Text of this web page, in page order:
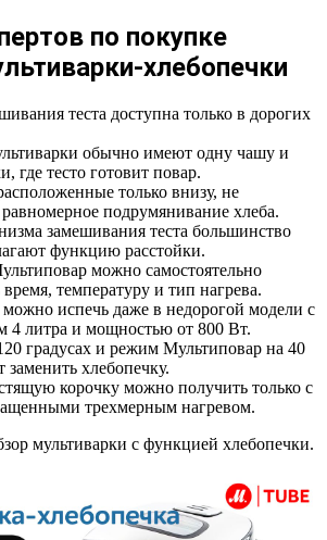
по покупке
хлебопечки
теста доступна только в дорогих
обычно имеют одну чашу и
где тесто готовит повар.
только внизу, не
подрумянивание хлеба.
замешивания теста большинство
функцию расстойки.
можно самостоятельно
время, температуру и тип нагрева.
испечь даже в недорогой модели с
4 литра и мощностью от 800 Вт.
градусах и режим Мультиповар на 40
заменить хлебопечку.
корочку можно получить только с
трехмерным нагревом.
мультиварки с функцией хлебопечки.